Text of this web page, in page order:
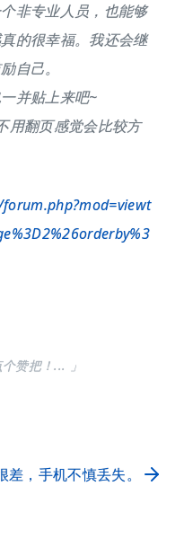
非专业人员，也能够
的很幸福。我还会继
自己。
并贴上来吧~
用翻页感觉会比较方
赞把！... 」
差，手机不慎丢失。